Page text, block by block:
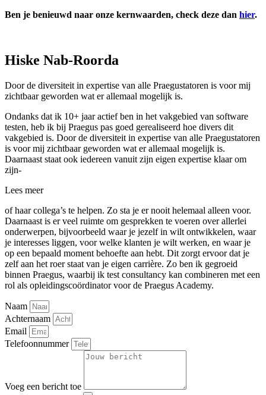
Ben je benieuwd naar onze kernwaarden, check deze dan hier.
Hiske Nab-Roorda
Door de diversiteit in expertise van alle Praegustatoren is voor mij
zichtbaar geworden wat er allemaal mogelijk is.
Ondanks dat ik 10+ jaar actief ben in het vakgebied van software
testen, heb ik bij Praegus pas goed gerealiseerd hoe divers dit
vakgebied is. Door de diversiteit in expertise van alle Praegustatoren
is voor mij zichtbaar geworden wat er allemaal mogelijk is.
Daarnaast staat ook iedereen vanuit zijn eigen expertise klaar om
zijn-
Lees meer
of haar collega’s te helpen. Zo sta je er nooit helemaal alleen voor.
Daarnaast is er veel ruimte om gesprekken te voeren over allerlei
onderwerpen, bijvoorbeeld waar je jezelf in wilt ontwikkelen, waar
je interesses liggen, voor welke klanten je wilt werken, en waar je
op een bepaald moment behoefte aan hebt. Dit zorgt ervoor dat je
zelf aan het roer staat van je eigen carrière. Zo ben ik gegroeid
binnen Praegus, waarbij ik test consultancy kan combineren met een
rol als opleidingscoördinator voor de Praegus Academy.
Naam
Achternaam
Email
Telefoonnummer
Voeg een bericht toe